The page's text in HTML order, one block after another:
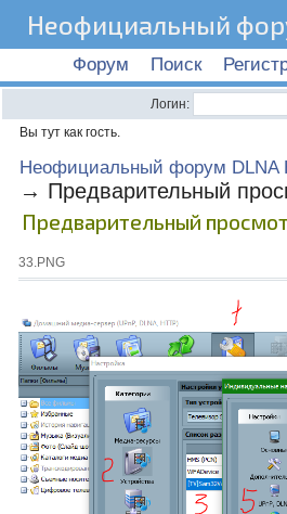
Неофициальный
Форум Поиск
Логин:
Вы тут как гость.
Неофициальный форум DLNA
→ Предварительный
Предварительный
33.PNG